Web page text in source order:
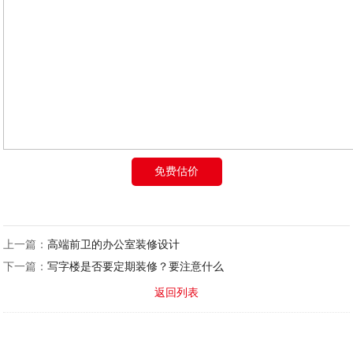
免费估价
上一篇：高端前卫的办公室装修设计
下一篇：写字楼是否要定期装修？要注意什么
返回列表